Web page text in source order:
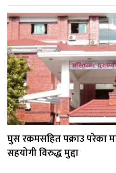
घुस रकमसहित पक्राउ परेका
सहयोगी विरुद्ध मुद्दा